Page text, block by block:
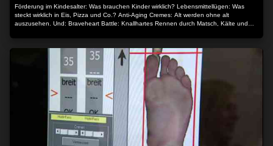
Förderung im Kindesalter: Was brauchen Kinder wirklich? Lebensmittellügen: Was
steckt wirklich in Eis, Pizza und Co.? Anti-Aging Cremes: Alt werden ohne alt
auszusehen. Und: Braveheart Battle: Knallhartes Rennen durch Matsch, Kälte und